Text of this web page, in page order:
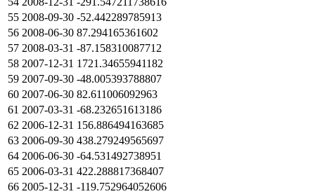
55 2008-09-30 -52.442289785913
56 2008-06-30 87.294165361602
57 2008-03-31 -87.158310087712
58 2007-12-31 1721.34655941182
59 2007-09-30 -48.005393788807
60 2007-06-30 82.611006092963
61 2007-03-31 -68.232651613186
62 2006-12-31 156.886494163685
63 2006-09-30 438.279249565697
64 2006-06-30 -64.531492738951
65 2006-03-31 422.288817368407
66 2005-12-31 -119.752964052606